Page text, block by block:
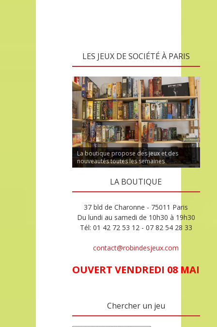
LES JEUX DE SOCIÉTÉ À PARIS
La boutique propose des jeux et des
nouveautés toutes les semaines
LA BOUTIQUE
37 bld de Charonne - 75011 Paris
Du lundi au samedi de 10h30 à 19h30
Tél: 01 42 72 53 12 - 07 82 54 28 33
contact@robindesjeux.com
OUVERT VENDREDI 08 MAI
Chercher un jeu